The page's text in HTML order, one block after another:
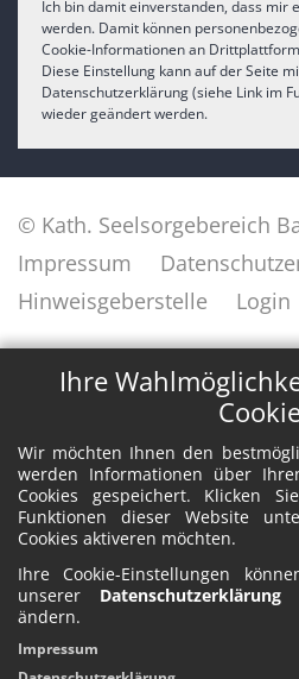
Ihre
Wir möchten Ihnen den
werden Informationen über
Cookies gespeichert. Klicken
Funktionen dieser Website
Cookies aktiveren möchten.
Ihre Cookie-Einstellungen
unserer Datenschutzerklärung
ändern.
Impressum
Ich bin damit einverstanden, dass mir
werden. Damit können
Cookie-Informationen an
Diese Einstellung kann auf der Seite
Datenschutzerklärung (siehe Link im
wieder geändert werden.
© Kath. Seelsorgebereich
Impressum
Hinweisgeberstelle
Login